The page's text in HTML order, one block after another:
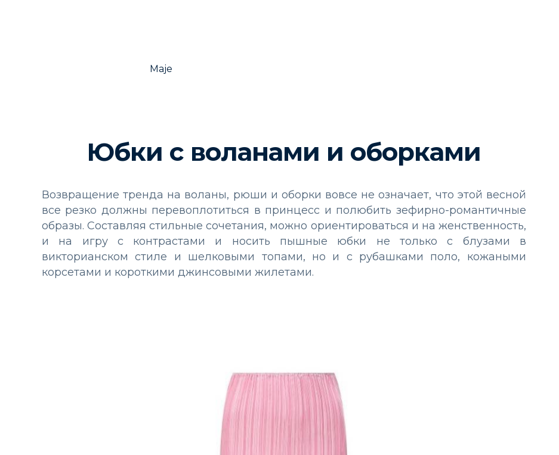
Maje
Юбки с воланами и оборками
Возвращение тренда на воланы, рюши и оборки вовсе не означает, что этой весной
все резко должны перевоплотиться в принцесс и полюбить зефирно-романтичные
образы. Составляя стильные сочетания, можно ориентироваться и на женственность,
и на игру с контрастами и носить пышные юбки не только с блузами в
викторианском стиле и шелковыми топами, но и с рубашками поло, кожаными
корсетами и короткими джинсовыми жилетами.